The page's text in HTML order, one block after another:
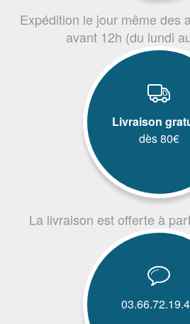
Expédition le jour même des
avant 12h (du lundi
Livraison
dès 80€
La livraison est offerte à